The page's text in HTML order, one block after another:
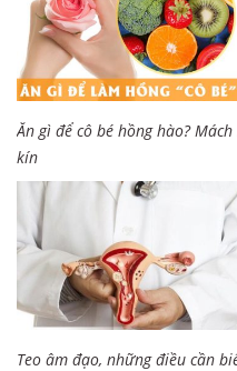
Ăn gì để cô bé hồng hào?
kín
Teo âm đạo, những điều cần